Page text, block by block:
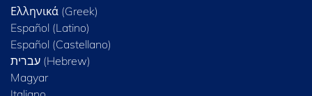
Ελληνικά (Greek)
Español (Latino)
Español (Castellano)
Magyar